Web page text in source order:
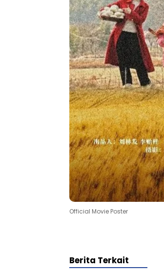
Official Movie Poster
Berita Terkait